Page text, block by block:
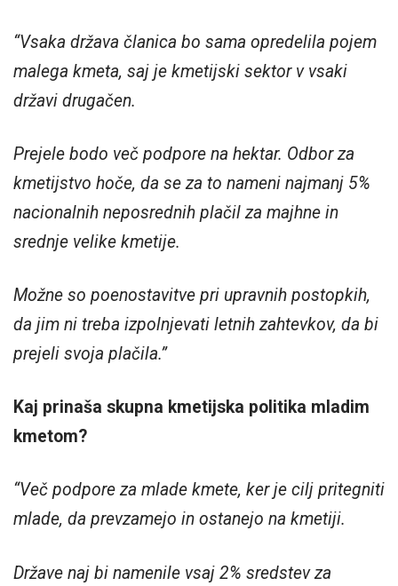
“Vsaka država članica bo sama opredelila pojem
malega kmeta, saj je kmetijski sektor v vsaki
državi drugačen.
Prejele bodo več podpore na hektar. Odbor za
kmetijstvo hoče, da se za to nameni najmanj 5%
nacionalnih neposrednih plačil za majhne in
srednje velike kmetije.
Možne so poenostavitve pri upravnih postopkih,
da jim ni treba izpolnjevati letnih zahtevkov, da bi
prejeli svoja plačila.”
Kaj prinaša skupna kmetijska politika mladim
kmetom?
“Več podpore za mlade kmete, ker je cilj pritegniti
mlade, da prevzamejo in ostanejo na kmetiji.
Države naj bi namenile vsaj 2% sredstev za